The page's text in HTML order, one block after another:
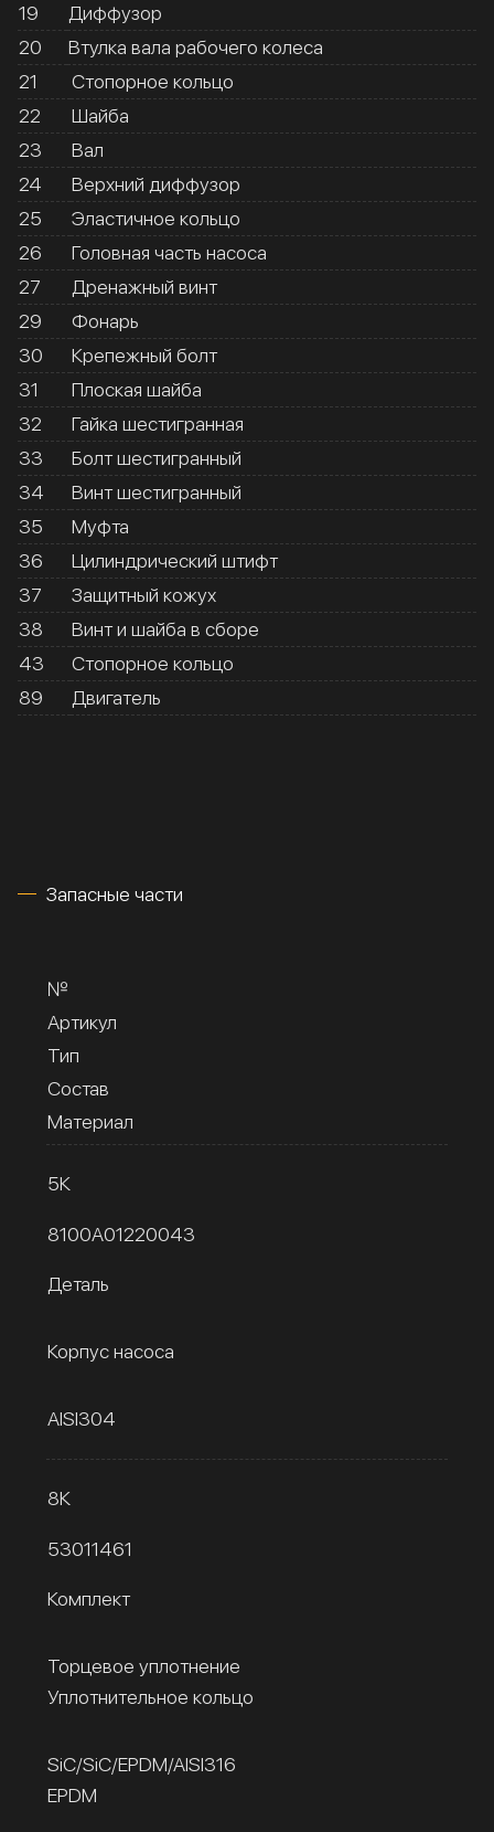
19
Диффузор
20
Втулка вала рабочего колеса
21
Стопорное кольцо
22
Шайба
23
Вал
24
Верхний диффузор
25
Эластичное кольцо
26
Головная часть насоса
27
Дренажный винт
29
Фонарь
30
Крепежный болт
31
Плоская шайба
32
Гайка шестигранная
33
Болт шестигранный
34
Винт шестигранный
35
Муфта
36
Цилиндрический штифт
37
Защитный кожух
38
Винт и шайба в сборе
43
Стопорное кольцо
89
Двигатель
Запасные части
№
Артикул
Тип
Состав
Материал
5К
8100A01220043
Деталь
Корпус насоса
AISI304
8К
53011461
Комплект
Торцевое уплотнение
Уплотнительное кольцо
SiC/SiC/EPDM/AISI316
EPDM